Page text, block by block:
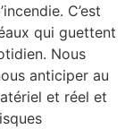
C’est
qui guettent
Nous
anticiper au
et réel et